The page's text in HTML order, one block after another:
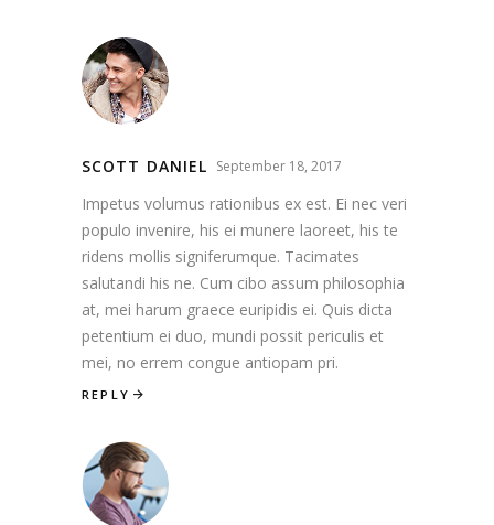
SCOTT DANIEL September 18, 2017
Impetus volumus rationibus ex est. Ei nec veri
populo invenire, his ei munere laoreet, his te
ridens mollis signiferumque. Tacimates
salutandi his ne. Cum cibo assum philosophia
at, mei harum graece euripidis ei. Quis dicta
petentium ei duo, mundi possit periculis et
mei, no errem congue antiopam pri.
REPLY